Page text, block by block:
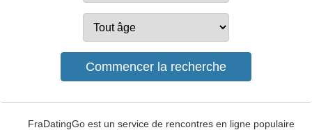
FraDatingGo est un service de rencontres en ligne populaire